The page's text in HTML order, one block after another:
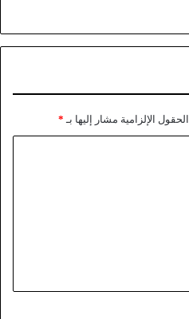
الحقول الإلزامية مشار إليها بـ *